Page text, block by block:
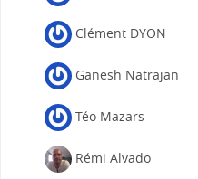
Clément DYON
Ganesh Natrajan
Téo Mazars
Rémi Alvado